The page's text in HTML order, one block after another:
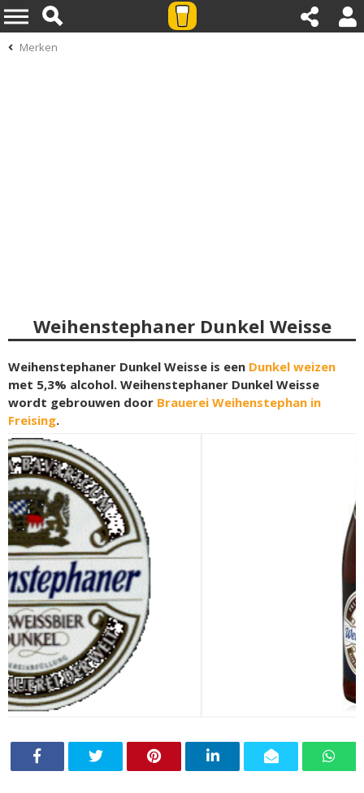
Merken
Weihenstephaner Dunkel Weisse
Weihenstephaner Dunkel Weisse is een Dunkel weizen
met 5,3% alcohol. Weihenstephaner Dunkel Weisse
wordt gebrouwen door Brauerei Weihenstephan in
Freising.